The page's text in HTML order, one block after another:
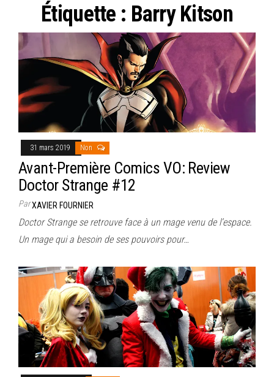
Étiquette : Barry Kitson
31 mars 2019 Non
Avant-Première Comics VO: Review
Doctor Strange #12
ParXAVIER FOURNIER
Doctor Strange se retrouve face à un mage venu de l’espace.
Un mage qui a besoin de ses pouvoirs pour…